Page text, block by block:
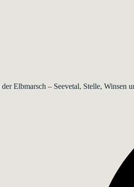
Elbmarsch – Seevetal, Stelle, Winsen